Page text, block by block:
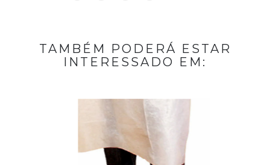
TAMBÉM PODERÁ ESTAR
INTERESSADO EM: